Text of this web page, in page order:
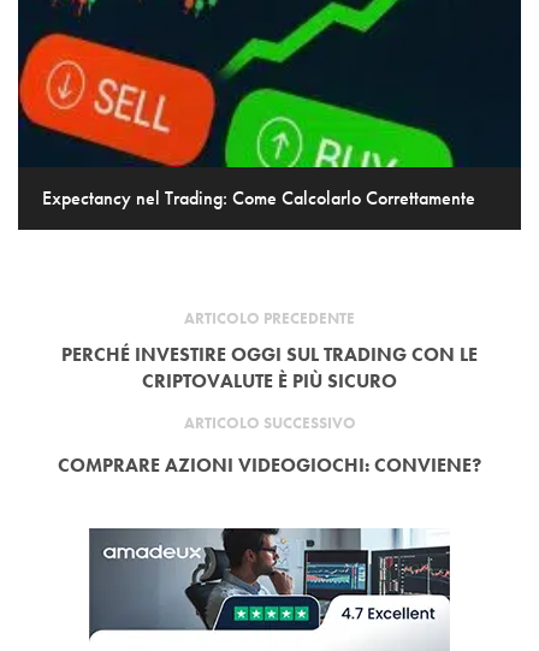
Expectancy nel Trading: Come Calcolarlo Correttamente
ARTICOLO PRECEDENTE
PERCHÉ INVESTIRE OGGI SUL TRADING CON LE
CRIPTOVALUTE È PIÙ SICURO
ARTICOLO SUCCESSIVO
COMPRARE AZIONI VIDEOGIOCHI: CONVIENE?